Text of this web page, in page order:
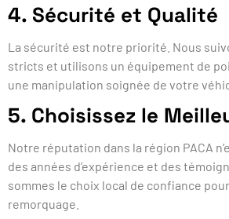
4. Sécurité et Qualité
La sécurité est notre priorité. Nous
stricts et utilisons un équipement de
une manipulation soignée de votre
5. Choisissez le
Notre réputation dans la région PACA
des années d’expérience et des
sommes le choix local de confiance
remorquage.